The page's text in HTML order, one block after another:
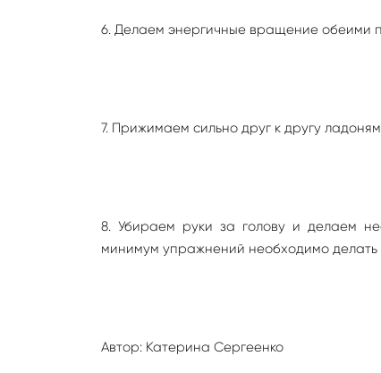
6. Делаем энергичные вращение обеими
7. Прижимаем сильно друг к другу
8. Убираем руки за голову и делаем
минимум упражнений необходимо
Автор: Катерина Сергеенко